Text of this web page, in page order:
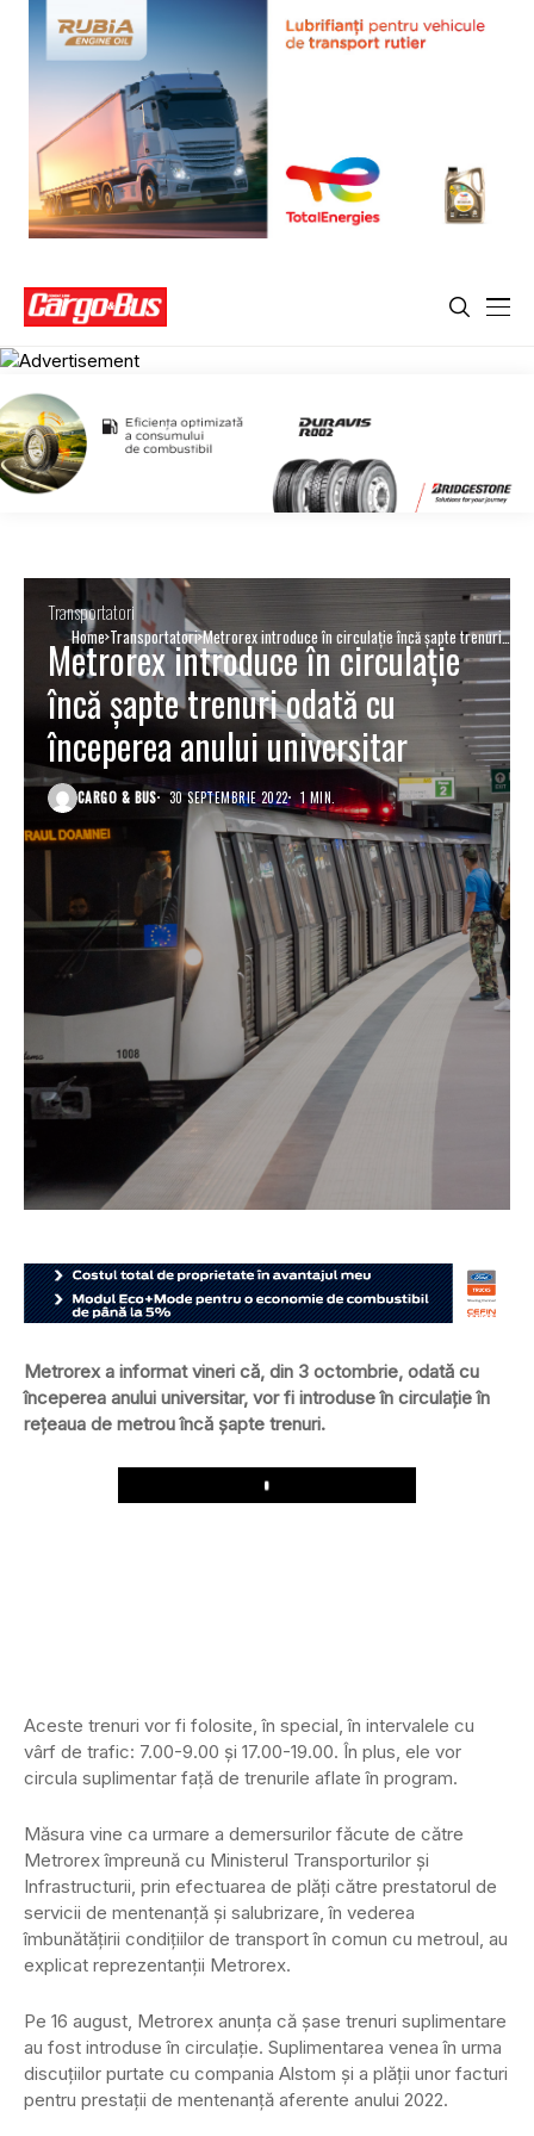
Home Transportatori Metrorex introduce în circulație încă șapte trenuri
odată cu începerea anului universitar
Transportatori
Metrorex introduce în circulație
încă șapte trenuri odată cu
începerea anului universitar
CARGO & BUS 30 SEPTEMBRIE 2022 1 MIN.
Metrorex a informat vineri că, din 3 octombrie, odată cu
începerea anului universitar, vor fi introduse în circulație în
rețeaua de metrou încă șapte trenuri.
Play
Aceste trenuri vor fi folosite, în special, în intervalele cu
vârf de trafic: 7.00-9.00 și 17.00-19.00. În plus, ele vor
circula suplimentar față de trenurile aflate în program.
Măsura vine ca urmare a demersurilor făcute de către
Metrorex împreună cu Ministerul Transporturilor și
Infrastructurii, prin efectuarea de plăți către prestatorul de
servicii de mentenanță și salubrizare, în vederea
îmbunătățirii condițiilor de transport în comun cu metroul, au
explicat reprezentanții Metrorex.
Pe 16 august, Metrorex anunța că șase trenuri suplimentare
au fost introduse în circulaţie. Suplimentarea venea în urma
discuţiilor purtate cu compania Alstom şi a plăţii unor facturi
pentru prestaţii de mentenanţă aferente anului 2022.